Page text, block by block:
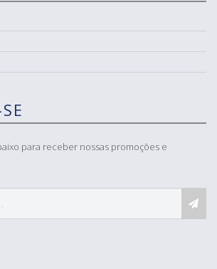
para receber nossas promoções e